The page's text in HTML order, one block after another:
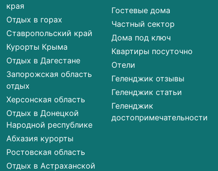
края
Отдых в горах
Ставропольский край
Курорты Крыма
Отдых в Дагестане
Запорожская область
отдых
Херсонская область
Отдых в Донецкой
Народной республике
Абхазия курорты
Ростовская область
Отдых в Астраханской
Гостевые дома
Частный сектор
Дома под ключ
Квартиры посуточно
Отели
Геленджик отзывы
Геленджик статьи
Геленджик
достопримечательности